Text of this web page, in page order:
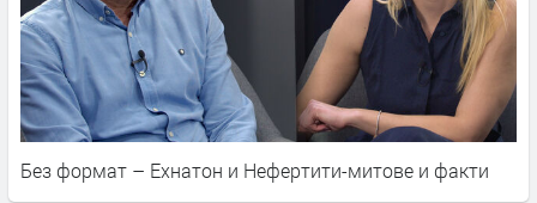
Без формат – Ехнатон и Нефертити-митове и факти